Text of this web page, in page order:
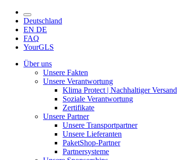
Deutschland
EN DE
FAQ
YourGLS
Über uns
Unsere Fakten
Unsere Verantwortung
Klima Protect | Nachhaltiger Versand
Soziale Verantwortung
Zertifikate
Unsere Partner
Unsere Transportpartner
Unsere Lieferanten
PaketShop-Partner
Partnersysteme